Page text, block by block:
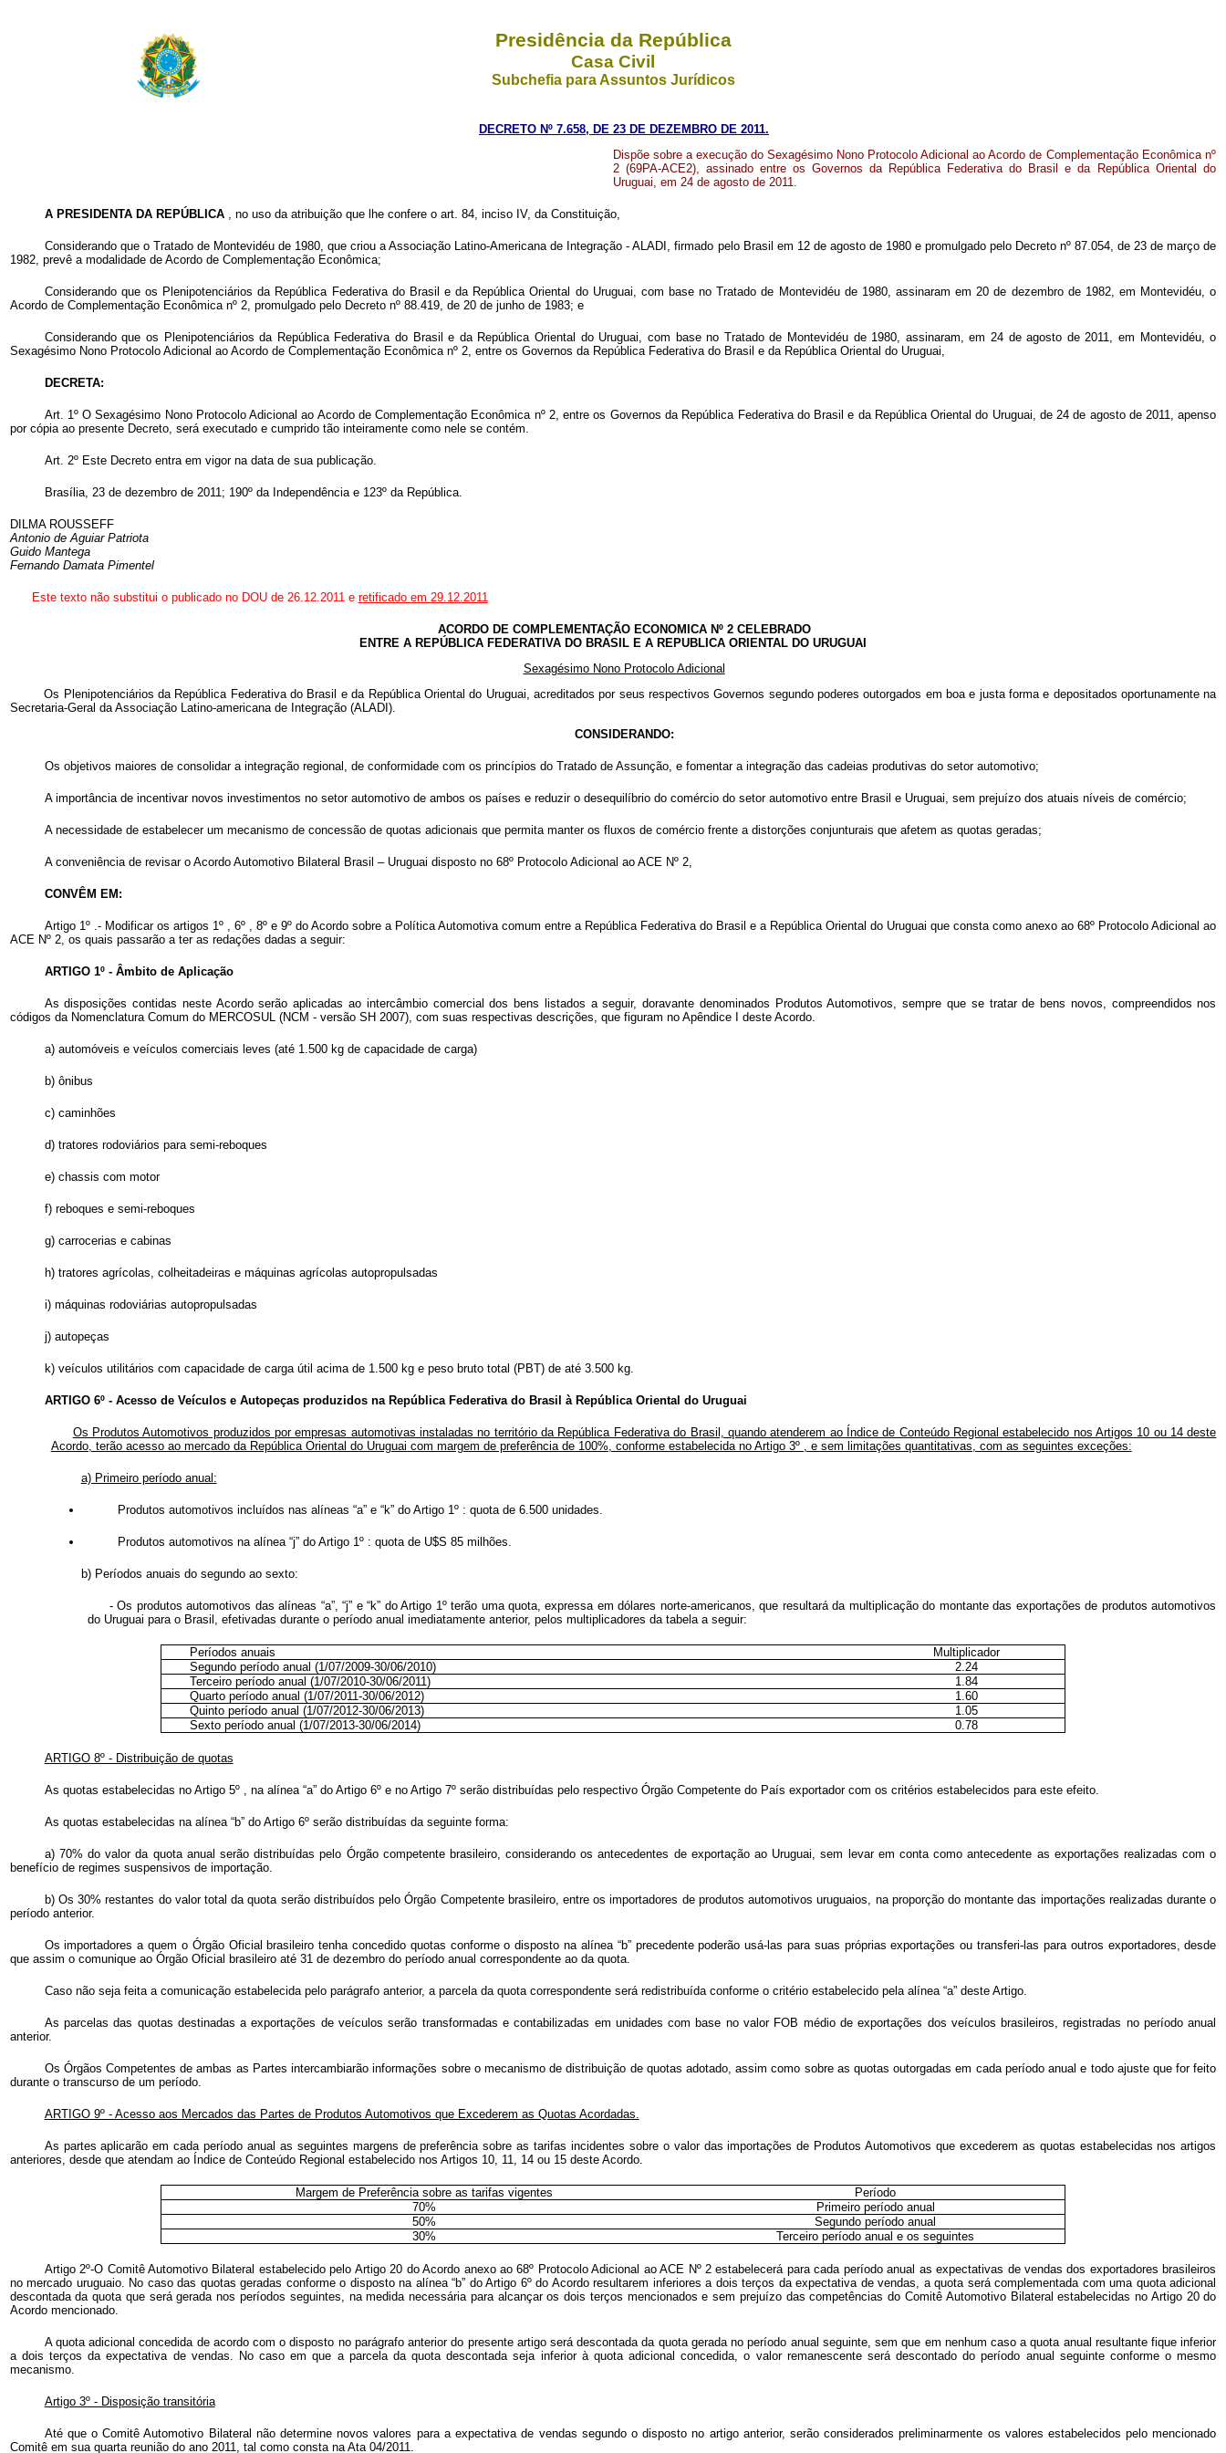
Presidência da República
Casa Civil
Subchefia para Assuntos Jurídicos
DECRETO Nº 7.658, DE 23 DE DEZEMBRO DE 2011.
Dispõe sobre a execução do Sexagésimo Nono Protocolo Adicional ao Acordo de Complementação Econômica nº
2 (69PA-ACE2), assinado entre os Governos da República Federativa do Brasil e da República Oriental do
Uruguai, em 24 de agosto de 2011.
A PRESIDENTA DA REPÚBLICA , no uso da atribuição que lhe confere o art. 84, inciso IV, da Constituição,
Considerando que o Tratado de Montevidéu de 1980, que criou a Associação Latino-Americana de Integração - ALADI, firmado pelo Brasil em 12 de agosto de 1980 e promulgado pelo Decreto nº 87.054, de 23 de março de
1982, prevê a modalidade de Acordo de Complementação Econômica;
Considerando que os Plenipotenciários da República Federativa do Brasil e da República Oriental do Uruguai, com base no Tratado de Montevidéu de 1980, assinaram em 20 de dezembro de 1982, em Montevidéu, o
Acordo de Complementação Econômica nº 2, promulgado pelo Decreto nº 88.419, de 20 de junho de 1983; e
Considerando que os Plenipotenciários da República Federativa do Brasil e da República Oriental do Uruguai, com base no Tratado de Montevidéu de 1980, assinaram, em 24 de agosto de 2011, em Montevidéu, o
Sexagésimo Nono Protocolo Adicional ao Acordo de Complementação Econômica nº 2, entre os Governos da República Federativa do Brasil e da República Oriental do Uruguai,
DECRETA:
Art. 1º O Sexagésimo Nono Protocolo Adicional ao Acordo de Complementação Econômica nº 2, entre os Governos da República Federativa do Brasil e da República Oriental do Uruguai, de 24 de agosto de 2011, apenso
por cópia ao presente Decreto, será executado e cumprido tão inteiramente como nele se contém.
Art. 2º Este Decreto entra em vigor na data de sua publicação.
Brasília, 23 de dezembro de 2011; 190º da Independência e 123º da República.
DILMA ROUSSEFF
Antonio de Aguiar Patriota
Guido Mantega
Fernando Damata Pimentel
Este texto não substitui o publicado no DOU de 26.12.2011 e retificado em 29.12.2011
ACORDO DE COMPLEMENTAÇÃO ECONOMICA Nº 2 CELEBRADO
ENTRE A REPÚBLICA FEDERATIVA DO BRASIL E A REPUBLICA ORIENTAL DO URUGUAI
Sexagésimo Nono Protocolo Adicional
Os Plenipotenciários da República Federativa do Brasil e da República Oriental do Uruguai, acreditados por seus respectivos Governos segundo poderes outorgados em boa e justa forma e depositados oportunamente na
Secretaria-Geral da Associação Latino-americana de Integração (ALADI).
CONSIDERANDO:
Os objetivos maiores de consolidar a integração regional, de conformidade com os princípios do Tratado de Assunção, e fomentar a integração das cadeias produtivas do setor automotivo;
A importância de incentivar novos investimentos no setor automotivo de ambos os países e reduzir o desequilíbrio do comércio do setor automotivo entre Brasil e Uruguai, sem prejuízo dos atuais níveis de comércio;
A necessidade de estabelecer um mecanismo de concessão de quotas adicionais que permita manter os fluxos de comércio frente a distorções conjunturais que afetem as quotas geradas;
A conveniência de revisar o Acordo Automotivo Bilateral Brasil – Uruguai disposto no 68º Protocolo Adicional ao ACE Nº 2,
CONVÊM EM:
Artigo 1º .- Modificar os artigos 1º , 6º , 8º e 9º do Acordo sobre a Política Automotiva comum entre a República Federativa do Brasil e a República Oriental do Uruguai que consta como anexo ao 68º Protocolo Adicional ao
ACE Nº 2, os quais passarão a ter as redações dadas a seguir:
ARTIGO 1º - Âmbito de Aplicação
As disposições contidas neste Acordo serão aplicadas ao intercâmbio comercial dos bens listados a seguir, doravante denominados Produtos Automotivos, sempre que se tratar de bens novos, compreendidos nos
códigos da Nomenclatura Comum do MERCOSUL (NCM - versão SH 2007), com suas respectivas descrições, que figuram no Apêndice I deste Acordo.
a) automóveis e veículos comerciais leves (até 1.500 kg de capacidade de carga)
b) ônibus
c) caminhões
d) tratores rodoviários para semi-reboques
e) chassis com motor
f) reboques e semi-reboques
g) carrocerias e cabinas
h) tratores agrícolas, colheitadeiras e máquinas agrícolas autopropulsadas
i) máquinas rodoviárias autopropulsadas
j) autopeças
k) veículos utilitários com capacidade de carga útil acima de 1.500 kg e peso bruto total (PBT) de até 3.500 kg.
ARTIGO 6º - Acesso de Veículos e Autopeças produzidos na República Federativa do Brasil à República Oriental do Uruguai
Os Produtos Automotivos produzidos por empresas automotivas instaladas no território da República Federativa do Brasil, quando atenderem ao Índice de Conteúdo Regional estabelecido nos Artigos 10 ou 14 deste
Acordo, terão acesso ao mercado da República Oriental do Uruguai com margem de preferência de 100%, conforme estabelecida no Artigo 3º , e sem limitações quantitativas, com as seguintes exceções:
a) Primeiro período anual:
Produtos automotivos incluídos nas alíneas “a” e “k” do Artigo 1º : quota de 6.500 unidades.
Produtos automotivos na alínea “j” do Artigo 1º : quota de U$S 85 milhões.
b) Períodos anuais do segundo ao sexto:
- Os produtos automotivos das alíneas “a”, “j” e “k” do Artigo 1º terão uma quota, expressa em dólares norte-americanos, que resultará da multiplicação do montante das exportações de produtos automotivos
do Uruguai para o Brasil, efetivadas durante o período anual imediatamente anterior, pelos multiplicadores da tabela a seguir:
Períodos anuais
Multiplicador
Segundo período anual (1/07/2009-30/06/2010)
2.24
Terceiro período anual (1/07/2010-30/06/2011)
1.84
Quarto período anual (1/07/2011-30/06/2012)
1.60
Quinto período anual (1/07/2012-30/06/2013)
1.05
Sexto período anual (1/07/2013-30/06/2014)
0.78
ARTIGO 8º - Distribuição de quotas
As quotas estabelecidas no Artigo 5º , na alínea “a” do Artigo 6º e no Artigo 7º serão distribuídas pelo respectivo Órgão Competente do País exportador com os critérios estabelecidos para este efeito.
As quotas estabelecidas na alínea “b” do Artigo 6º serão distribuídas da seguinte forma:
a) 70% do valor da quota anual serão distribuídas pelo Órgão competente brasileiro, considerando os antecedentes de exportação ao Uruguai, sem levar em conta como antecedente as exportações realizadas com o
benefício de regimes suspensivos de importação.
b) Os 30% restantes do valor total da quota serão distribuídos pelo Órgão Competente brasileiro, entre os importadores de produtos automotivos uruguaios, na proporção do montante das importações realizadas durante o
período anterior.
Os importadores a quem o Órgão Oficial brasileiro tenha concedido quotas conforme o disposto na alínea “b” precedente poderão usá-las para suas próprias exportações ou transferi-las para outros exportadores, desde
que assim o comunique ao Órgão Oficial brasileiro até 31 de dezembro do período anual correspondente ao da quota.
Caso não seja feita a comunicação estabelecida pelo parágrafo anterior, a parcela da quota correspondente será redistribuída conforme o critério estabelecido pela alínea “a” deste Artigo.
As parcelas das quotas destinadas a exportações de veículos serão transformadas e contabilizadas em unidades com base no valor FOB médio de exportações dos veículos brasileiros, registradas no período anual
anterior.
Os Órgãos Competentes de ambas as Partes intercambiarão informações sobre o mecanismo de distribuição de quotas adotado, assim como sobre as quotas outorgadas em cada período anual e todo ajuste que for feito
durante o transcurso de um período.
ARTIGO 9º - Acesso aos Mercados das Partes de Produtos Automotivos que Excederem as Quotas Acordadas.
As partes aplicarão em cada período anual as seguintes margens de preferência sobre as tarifas incidentes sobre o valor das importações de Produtos Automotivos que excederem as quotas estabelecidas nos artigos
anteriores, desde que atendam ao Índice de Conteúdo Regional estabelecido nos Artigos 10, 11, 14 ou 15 deste Acordo.
Margem de Preferência sobre as tarifas vigentes
Período
70%
Primeiro período anual
50%
Segundo período anual
30%
Terceiro período anual e os seguintes
Artigo 2º-O Comitê Automotivo Bilateral estabelecido pelo Artigo 20 do Acordo anexo ao 68º Protocolo Adicional ao ACE Nº 2 estabelecerá para cada período anual as expectativas de vendas dos exportadores brasileiros
no mercado uruguaio. No caso das quotas geradas conforme o disposto na alínea “b” do Artigo 6º do Acordo resultarem inferiores a dois terços da expectativa de vendas, a quota será complementada com uma quota adicional
descontada da quota que será gerada nos períodos seguintes, na medida necessária para alcançar os dois terços mencionados e sem prejuízo das competências do Comitê Automotivo Bilateral estabelecidas no Artigo 20 do
Acordo mencionado.
A quota adicional concedida de acordo com o disposto no parágrafo anterior do presente artigo será descontada da quota gerada no período anual seguinte, sem que em nenhum caso a quota anual resultante fique inferior
a dois terços da expectativa de vendas. No caso em que a parcela da quota descontada seja inferior à quota adicional concedida, o valor remanescente será descontado do período anual seguinte conforme o mesmo
mecanismo.
Artigo 3º - Disposição transitória
Até que o Comitê Automotivo Bilateral não determine novos valores para a expectativa de vendas segundo o disposto no artigo anterior, serão considerados preliminarmente os valores estabelecidos pelo mencionado
Comitê em sua quarta reunião do ano 2011, tal como consta na Ata 04/2011.